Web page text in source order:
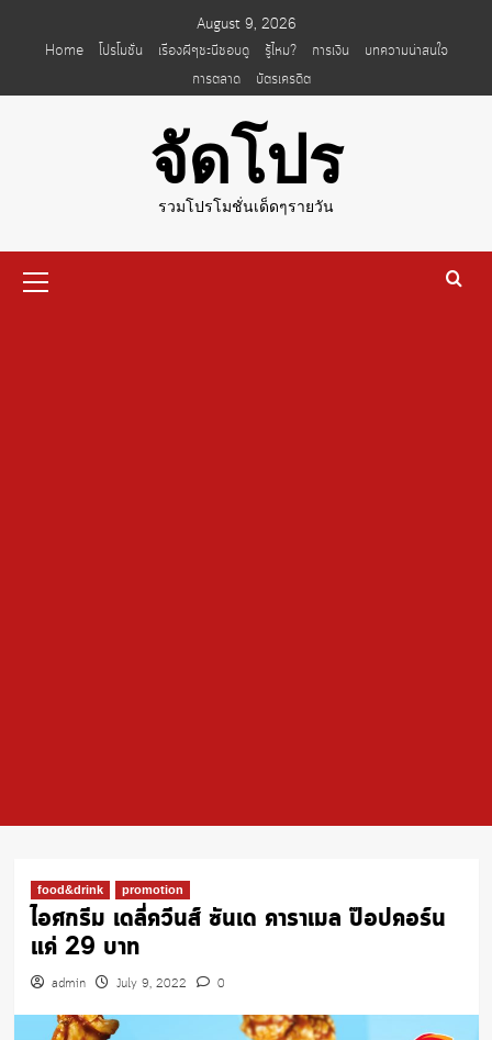
August 9, 2026
Home
โปรโมชั่น เรื่องผีๆชะนีชอบดู รู้ไหม? การเงิน
บทความน่าสนใจ
การตลาด
บัตรเครดิต
จัดโปร
รวมโปรโมชั่นเด็ดๆรายวัน
Menu
food&drink promotion
ไอศกรีม เดลี่ควีนส์ ซันเด คาราเมล ป๊อปคอร์น
แค่ 29 บาท
admin July 9, 2022 0